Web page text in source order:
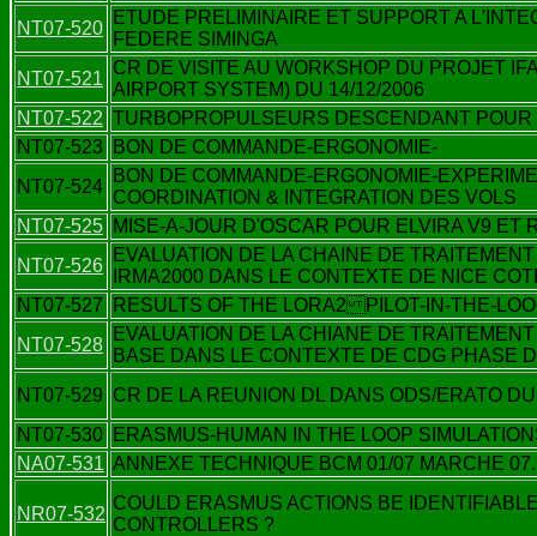
NT07-520
ETUDE PRELIMINAIRE ET SUPPORT A
FEDERE SIMINGA
NT07-521
CR DE VISITE AU WORKSHOP DU PROJET
AIRPORT SYSTEM) DU 14/12/2006
NT07-522 TURBOPROPULSEURS DESCENDANT
NT07-523
BON DE COMMANDE-ERGONOMIE-
NT07-524
BON DE COMMANDE-ERGONOMIE-
COORDINATION & INTEGRATION DES VOLS
NT07-525 MISE-A-JOUR D'OSCAR POUR ELVIRA V9 ET
NT07-526
EVALUATION DE LA CHAINE DE
IRMA2000 DANS LE CONTEXTE DE NICE
NT07-527
RESULTS OF THE LORA2 PILOT-IN-THE-
NT07-528
EVALUATION DE LA CHIANE DE
BASE DANS LE CONTEXTE DE CDG PHASE
NT07-529 CR DE LA REUNION DL DANS ODS/ERATO
NT07-530 ERASMUS-HUMAN IN THE LOOP
NA07-531 ANNEXE TECHNIQUE BCM 01/07 MARCHE
NR07-532
COULD ERASMUS ACTIONS BE
CONTROLLERS ?